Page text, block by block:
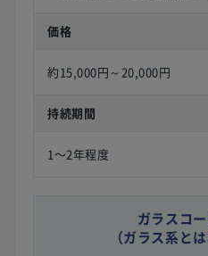
価格
約15,000円～20,000円
持続期間
1〜2年程度
ガラスコ
（ガラス系と